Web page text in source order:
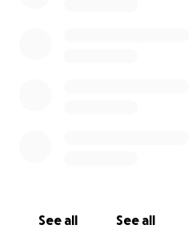
See all See all